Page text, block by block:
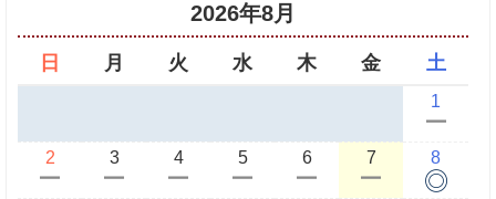
2026年8月
日 月 火 水 木 金 土
1
ー
2
ー
3
ー
4
ー
5
ー
6
ー
7
ー
8
◎